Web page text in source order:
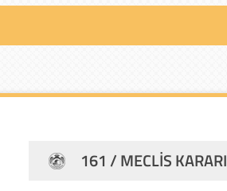
161 / MECLIS KARARI